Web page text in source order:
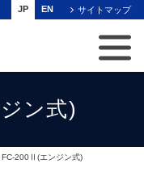
サイトマップ
JP EN
ン式)
200Ⅱ(エンジン式)